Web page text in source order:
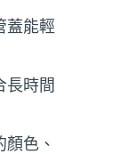
蓋能輕
長時間
色、